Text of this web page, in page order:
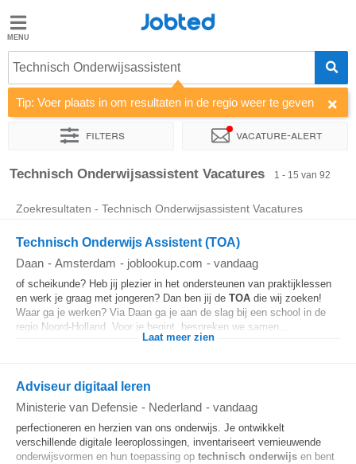
Jobted
Vacatures
Salarissen
Jobted
Technisch Onderwijsassistent
Tip: Voer plaats in om resultaten in de regio weer te geven
Filters Vacature-alert
Sorteer op Bedrijf Uitzendbureau Soort dienstverband
Technisch Onderwijsassistent Vacatures 1 - 15 van 92
Zoekresultaten - Technisch Onderwijsassistent Vacatures
Technisch Onderwijs Assistent (TOA)
Daan - Amsterdam - joblookup.com - vandaag
of scheikunde? Heb jij plezier in het ondersteunen van praktijklessen
en werk je graag met jongeren? Dan ben jij de TOA die wij zoeken!
Waar ga je werken? Via Daan ga je aan de slag bij een school in de
regio Noord-Holland. Voor je begint, bespreken we samen...
Laat meer zien
Adviseur digitaal leren
Ministerie van Defensie - Nederland - vandaag
perfectioneren en herzien van ons onderwijs. Je ontwikkelt
verschillende digitale leeroplossingen, inventariseert vernieuwende
onderwijsvormen en hun toepassing op technisch onderwijs en bent